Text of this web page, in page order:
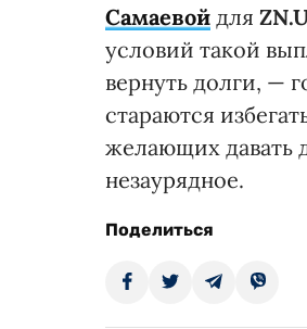
Самаевой для
условий такой
вернуть долги, —
стараются
желающих давать
незаурядное.
Поделиться